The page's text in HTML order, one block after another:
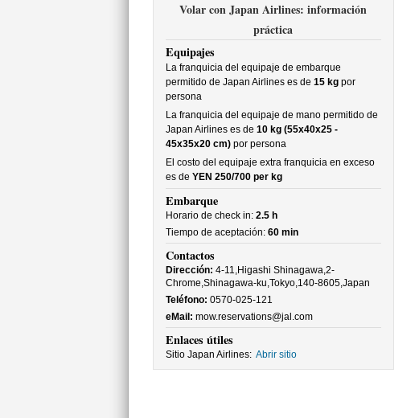
Volar con Japan Airlines: información
práctica
Equipajes
La franquicia del equipaje de embarque
permitido de Japan Airlines es de 15 kgpor
persona
La franquicia del equipaje de mano permitido de
Japan Airlines es de 10 kg (55x40x25 -
45x35x20 cm)por persona
El costo del equipaje extra franquicia en exceso
es de YEN 250/700 per kg
Embarque
Horario de check in: 2.5 h
Tiempo de aceptación: 60 min
Contactos
Dirección: 4-11,Higashi Shinagawa,2-
Chrome,Shinagawa-ku,Tokyo,140-8605,Japan
Teléfono: 0570-025-121
eMail: mow.reservations@jal.com
Enlaces útiles
Sitio Japan Airlines: Abrir sitio